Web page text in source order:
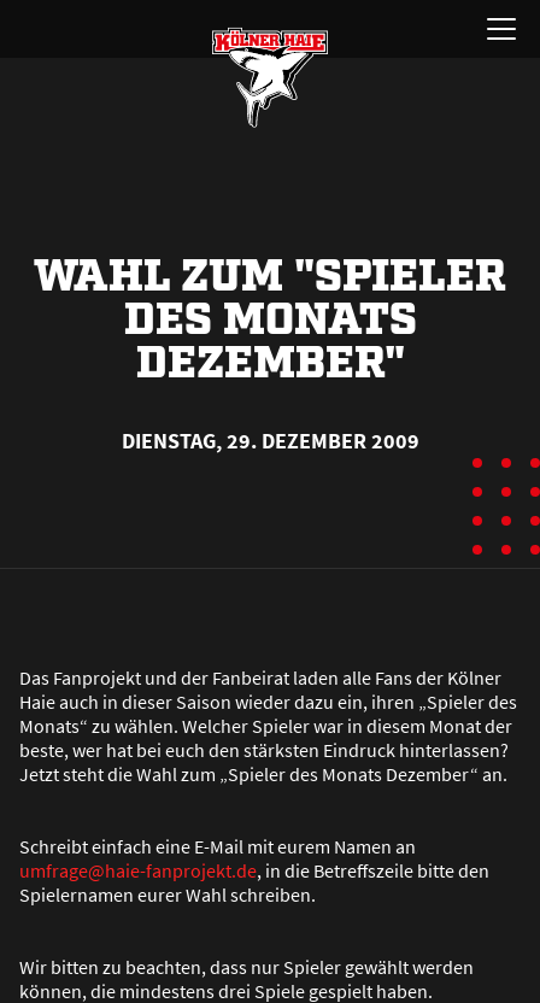
Menü
öffnen
WAHL ZUM "SPIELER
DES MONATS
DEZEMBER"
DIENSTAG, 29. DEZEMBER 2009
Das Fanprojekt und der Fanbeirat laden alle Fans der Kölner
Haie auch in dieser Saison wieder dazu ein, ihren „Spieler des
Monats“ zu wählen. Welcher Spieler war in diesem Monat der
beste, wer hat bei euch den stärksten Eindruck hinterlassen?
Jetzt steht die Wahl zum „Spieler des Monats Dezember“ an.
Schreibt einfach eine E-Mail mit eurem Namen an
umfrage@haie-fanprojekt.de, in die Betreffszeile bitte den
Spielernamen eurer Wahl schreiben.
Wir bitten zu beachten, dass nur Spieler gewählt werden
können, die mindestens drei Spiele gespielt haben.